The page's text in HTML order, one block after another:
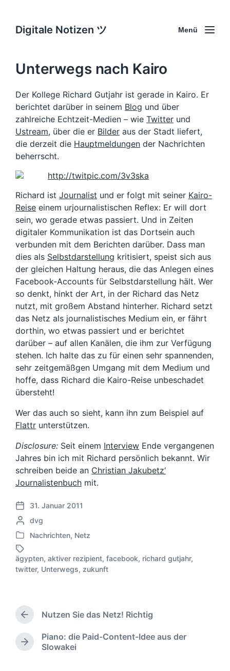
Digitale Notizen ツ Menü
Unterwegs nach Kairo
Der Kollege Richard Gutjahr ist gerade in Kairo. Er
berichtet darüber in seinem Blog und über
zahlreiche Echtzeit-Medien – wie Twitter und
Ustream, über die er Bilder aus der Stadt liefert,
die derzeit die Hauptmeldungen der Nachrichten
beherrscht.
Richard ist Journalist und er folgt mit seiner Kairo-
Reise einem urjournalistischen Reflex: Er will dort
sein, wo gerade etwas passiert. Und in Zeiten
digitaler Kommunikation ist das Dortsein auch
verbunden mit dem Berichten darüber. Dass man
dies als Selbstdarstellung kritisiert, speist sich aus
der gleichen Haltung heraus, die das Anlegen eines
Facebook-Accounts für Selbstdarstellung hält. Wer
so denkt, hinkt der Art, in der Richard das Netz
nutzt, mit großem Abstand hinterher. Richard setzt
das Netz als journalistisches Medium ein, er fährt
dorthin, wo etwas passiert und er berichtet
darüber – auf allen Kanälen, die ihm zur Verfügung
stehen. Ich halte das zu für einen sehr spannenden,
sehr zeitgemäßgen Umgang mit dem Medium und
hoffe, dass Richard die Kairo-Reise unbeschadet
übersteht!
Wer das auch so sieht, kann ihn zum Beispiel auf
Flattr unterstützen.
Disclosure: Seit einem Interview Ende vergangenen
Jahres bin ich mit Richard persönlich bekannt. Wir
schreiben beide an Christian Jakubetz‘
Journalistenbuch mit.
V
e
r
ö
f
i
h
u
31. Januar 2011
G
e
c
h
r
b
e
v
o
dvg
V
e
r
ö
n
l
i
Nachrichten, Netz
a
g
ö
ägypten, aktiver rezipient, facebook, richard gutjahr,
twitter, Unterwegs, zukunft
V
r
h
Nutzen Sie das Netz! Richtig
N
Piano: die Paid-Content-Idee aus der
Slowakei